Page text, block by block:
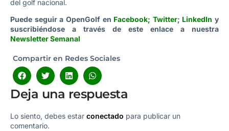
del golf nacional.
Puede seguir a OpenGolf en Facebook; Twitter; LinkedIn y
suscribiéndose a través de este enlace a nuestra
Newsletter Semanal
Compartir en Redes Sociales
Deja una respuesta
Lo siento, debes estar conectado para publicar un
comentario.